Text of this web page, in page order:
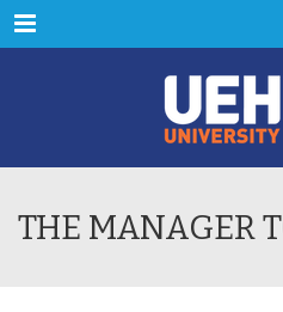
Menu
THE MANAGER